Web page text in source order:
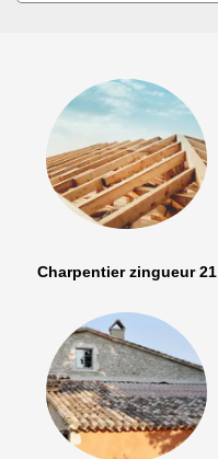
Charpentier zingueur 21